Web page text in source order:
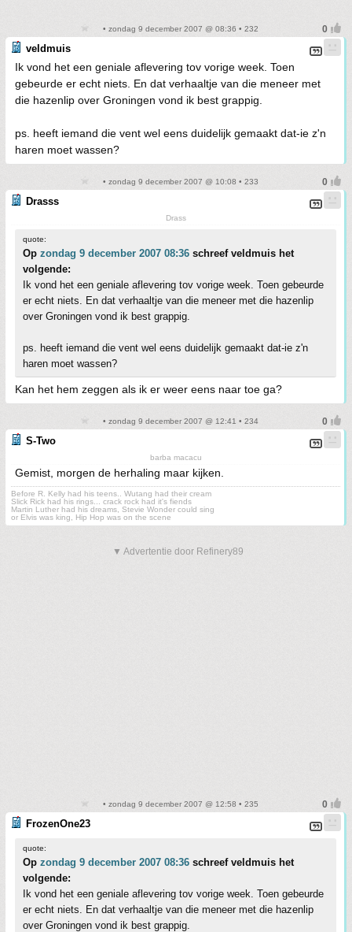
• zondag 9 december 2007 @ 08:36 • 232
veldmuis
Ik vond het een geniale aflevering tov vorige week. Toen
gebeurde er echt niets. En dat verhaaltje van die meneer met
die hazenlip over Groningen vond ik best grappig.
ps. heeft iemand die vent wel eens duidelijk gemaakt dat-ie z'n
haren moet wassen?
• zondag 9 december 2007 @ 10:08 • 233
Drasss
Drass
quote:
Op zondag 9 december 2007 08:36 schreef veldmuis het
volgende:
Ik vond het een geniale aflevering tov vorige week. Toen gebeurde
er echt niets. En dat verhaaltje van die meneer met die hazenlip
over Groningen vond ik best grappig.
ps. heeft iemand die vent wel eens duidelijk gemaakt dat-ie z'n
haren moet wassen?
Kan het hem zeggen als ik er weer eens naar toe ga?
• zondag 9 december 2007 @ 12:41 • 234
S-Two
barba macacu
Gemist, morgen de herhaling maar kijken.
Before R. Kelly had his teens.. Wutang had their cream
Slick Rick had his rings... crack rock had it's fiends
Martin Luther had his dreams, Stevie Wonder could sing
or Elvis was king, Hip Hop was on the scene
▼ Advertentie door Refinery89
• zondag 9 december 2007 @ 12:58 • 235
FrozenOne23
quote:
Op zondag 9 december 2007 08:36 schreef veldmuis het
volgende:
Ik vond het een geniale aflevering tov vorige week. Toen gebeurde
er echt niets. En dat verhaaltje van die meneer met die hazenlip
over Groningen vond ik best grappig.